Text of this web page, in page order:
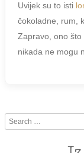
Uvijek su to isti
čokoladne, rum,
Zapravo, ono što
nikada ne mogu
Search